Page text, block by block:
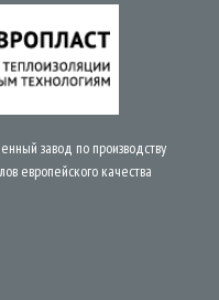
завод по производству
европейского качества